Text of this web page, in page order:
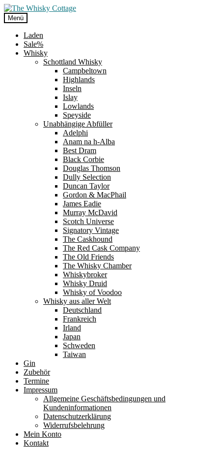
Zur
Navigation
springen
Zum
Inhalt
springen
Menü
Laden
Sale%
Whisky
Schottland Whisky
Campbeltown
Highlands
Inseln
Islay
Lowlands
Speyside
Unabhängige Abfüller
Adelphi
Anam na h-Alba
Best Dram
Black Corbie
Douglas Thomson
Dully Selection
Duncan Taylor
Gordon & MacPhail
James Eadie
Murray McDavid
Scotch Universe
Signatory Vintage
The Caskhound
The Red Cask Company
The Old Friends
The Whisky Chamber
Whiskybroker
Whisky Druid
Whisky of Voodoo
Whisky aus aller Welt
Deutschland
Frankreich
Irland
Japan
Schweden
Taiwan
Gin
Zubehör
Termine
Impressum
Allgemeine Geschäftsbedingungen und
Kundeninformationen
Datenschutzerklärung
Widerrufsbelehrung
Mein Konto
Kontakt